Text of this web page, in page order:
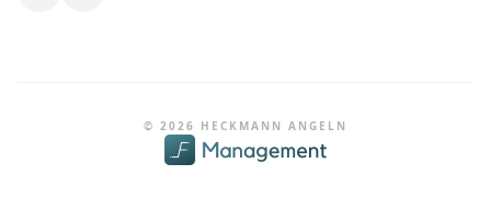
© 2026 HECKMANN ANGELN